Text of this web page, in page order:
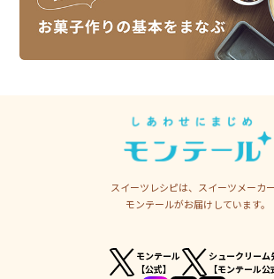
スイーツレシピは、スイーツメーカ
モンテールがお届けしています。
モンテール
【公式】
シュークリーム
【モンテール公